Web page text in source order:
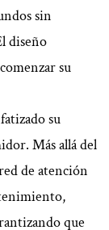
sin
diseño
su
su
Más allá del
de atención
que